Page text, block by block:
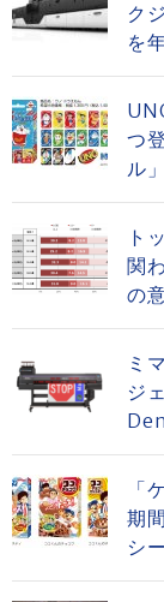
ク
を
つ
ル
ト
関
の
ミ
ジ
「
期
シ